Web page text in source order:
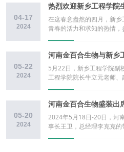
2024中国饲料工业展的合
会 4月16日-17日，备受瞩
会在厦门翔鹭国际大酒店
络绎不绝。河南金百合生
重磅产品，精彩亮相，吸
料工业展览会 4月18日-20
发、生产、销售为一体的高
份有限公司受邀盛装出席此
生物的展位设计独特、展
一代丁酸梭菌的拳头产品，
收获了大量关注。许多客
前来咨询和洽谈合作。 通
员及销售团队与客户进行
04-17
2024
在这春意盎然的四月，新
青春的活力和求知的热情
况。 河南金百合生物产品
念 河南金百合生物多年来
态制剂的研发，建立了完
程、苛刻的质检系统以及
ISO9001、ISO14001、
体系认证，形成了标准完善
白培养下一代科技人才的责
台，非常欢迎同学们在毕
这里有许多让大家展现才
05-22
2024
5月22日，新乡工程学院副
工程学院院长牛立元老师
南平、质检研发负责人李
作的大学生校外实践教育
牌。 此次合作对于河南金
要意义。 对于河南金百合
更多高素质的人才，提升
05-20
2024
2024年5月18日-20日，河
事长王卫，总经理李克克